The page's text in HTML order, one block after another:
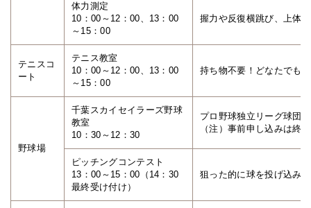
体力測定
10：00～12：00、13：00
～15：00
握力や反復横跳び、上体
テニスコ
ート
テニス教室
10：00～12：00、13：00
～15：00
持ち物不要！どなたでも
野球場
千葉スカイセイラーズ野球
教室
10：30～12：30
プロ野球独立リーグ球団
（注）事前申し込みは終
ピッチングコンテスト
13：00～15：00（14：30
最終受け付け）
狙った的に球を投げ込み